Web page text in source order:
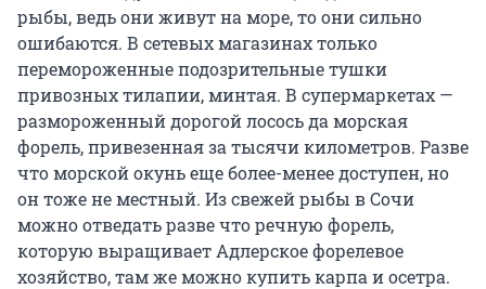
рыбы, ведь они живут на море, то они сильно
ошибаются. В сетевых магазинах только
перемороженные подозрительные тушки
привозных тилапии, минтая. В супермаркетах —
размороженный дорогой лосось да морская
форель, привезенная за тысячи километров. Разве
что морской окунь еще более-менее доступен, но
он тоже не местный. Из свежей рыбы в Сочи
можно отведать разве что речную форель,
которую выращивает Адлерское форелевое
хозяйство, там же можно купить карпа и осетра.